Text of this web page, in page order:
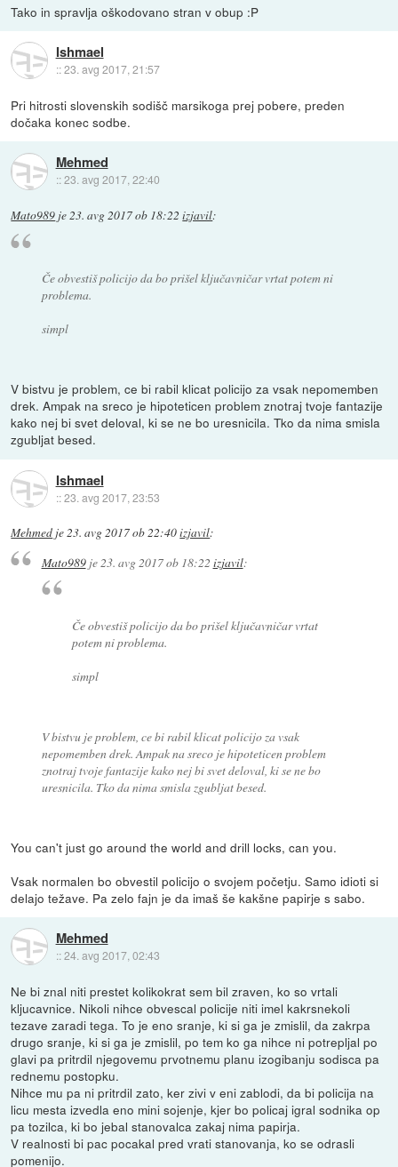
Tako in spravlja oškodovano stran v obup :P
Ishmael
::23. avg 2017, 21:57
Pri hitrosti slovenskih sodišč marsikoga prej pobere, preden
dočaka konec sodbe.
Mehmed
::23. avg 2017, 22:40
Mato989 je23. avg 2017 ob 18:22 izjavil:
Če obvestiš policijo da bo prišel ključavničar vrtat potem ni
problema.
simpl
V bistvu je problem, ce bi rabil klicat policijo za vsak nepomemben
drek. Ampak na sreco je hipoteticen problem znotraj tvoje fantazije
kako nej bi svet deloval, ki se ne bo uresnicila. Tko da nima smisla
zgubljat besed.
Ishmael
::23. avg 2017, 23:53
Mehmed je23. avg 2017 ob 22:40izjavil:
Mato989je23. avg 2017 ob 18:22 izjavil:
Če obvestiš policijo da bo prišel ključavničar vrtat
potem ni problema.
simpl
V bistvu je problem, ce bi rabil klicat policijo za vsak
nepomemben drek. Ampak na sreco je hipoteticen problem
znotraj tvoje fantazije kako nej bi svet deloval, ki se ne bo
uresnicila. Tko da nima smisla zgubljat besed.
You can't just go around the world and drill locks, can you.
Vsak normalen bo obvestil policijo o svojem početju. Samo idioti si
delajo težave. Pa zelo fajn je da imaš še kakšne papirje s sabo.
Mehmed
::24. avg 2017, 02:43
Ne bi znal niti prestet kolikokrat sem bil zraven, ko so vrtali
kljucavnice. Nikoli nihce obvescal policije niti imel kakrsnekoli
tezave zaradi tega. To je eno sranje, ki si ga je zmislil, da zakrpa
drugo sranje, ki si ga je zmislil, po tem ko ga nihce ni potrepljal po
glavi pa pritrdil njegovemu prvotnemu planu izogibanju sodisca pa
rednemu postopku.
Nihce mu pa ni pritrdil zato, ker zivi v eni zablodi, da bi policija na
licu mesta izvedla eno mini sojenje, kjer bo policaj igral sodnika op
pa tozilca, ki bo jebal stanovalca zakaj nima papirja.
V realnosti bi pac pocakal pred vrati stanovanja, ko se odrasli
pomenijo.